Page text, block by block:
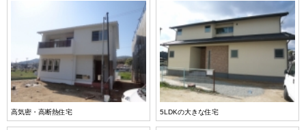
高気密・高断熱住宅 5LDKの大きな住宅